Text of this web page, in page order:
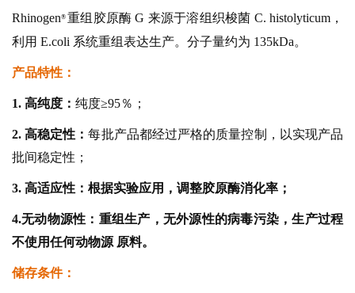
Rhinogen®重组胶原酶 G 来源于溶组织梭菌 C. histolyticum，
利用 E.coli 系统重组表达生产。分子量约为 135kDa。
产品特性：
1. 高纯度： 纯度≥95％；
2. 高稳定性：每批产品都经过严格的质量控制，以实现产品
批间稳定性；
3. 高适应性：根据实验应用，调整胶原酶消化率；
4.无动物源性：重组生产，无外源性的病毒污染，生产过程
不使用任何动物源 原料。
储存条件：